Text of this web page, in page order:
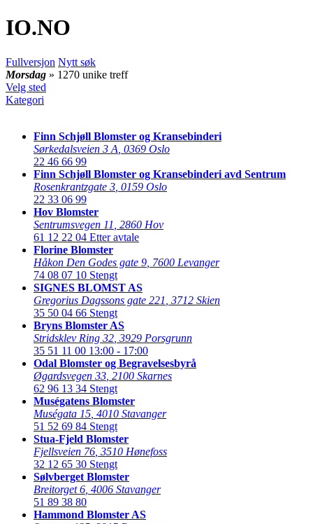
IO.NO
Fullversjon Nytt søk
Morsdag » 1270 unike treff
Velg sted
Kategori
Finn Schjøll Blomster og Kransebinderi
Sørkedalsveien 3 A 0369 Oslo
22 46 66 99
Finn Schjøll Blomster og Kransebinderi avd Sentrum
Rosenkrantzgate 3 0159 Oslo
22 33 06 99
Hov Blomster
Sentrumsvegen 11 2860 Hov
61 12 22 04 Etter avtale
Florine Blomster
Håkon Den Godes gate 9 7600 Levanger
74 08 07 10 Stengt
SIGNES BLOMST AS
Gregorius Dagssons gate 221 3712 Skien
35 50 04 66 Stengt
Bryns Blomster AS
Stridsklev Ring 32 3929 Porsgrunn
35 51 11 00 13:00 - 17:00
Odal Blomster og Begravelsesbyrå
Øgardsvegen 33 2100 Skarnes
62 96 13 34 Stengt
Muségatens Blomster
Muségata 15 4010 Stavanger
51 52 69 84 Stengt
Stua-Fjeld Blomster
Fjellsveien 76 3510 Hønefoss
32 12 65 30 Stengt
Sølvberget Blomster
Breitorget 6 4006 Stavanger
51 89 38 80
Hammond Blomster AS